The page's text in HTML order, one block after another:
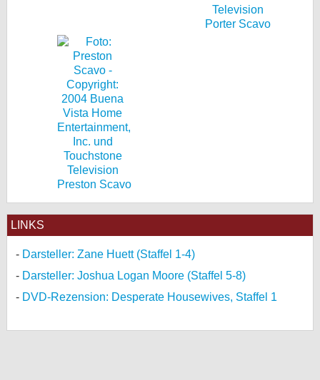
Porter Scavo
Preston Scavo
LINKS
Darsteller: Zane Huett (Staffel 1-4)
Darsteller: Joshua Logan Moore (Staffel 5-8)
DVD-Rezension: Desperate Housewives, Staffel 1